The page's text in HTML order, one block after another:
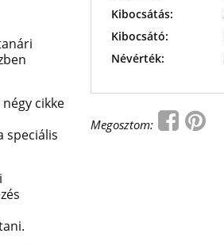
cikke
speciális
Kibocsátás:
Kibocsátó:
Névérték:
Megosztom: